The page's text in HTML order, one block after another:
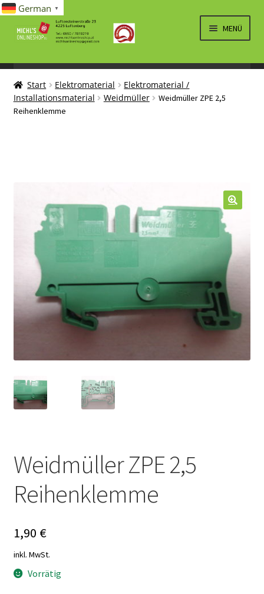
Navigation
Inhalt
MENÜ
SPIELWAREN/BAUSÄTZE
ÖFFNEN
ELEKTRO
LÜFTUNG, HEIZUNG, KLIMA
Start Elektromaterial
Elektromaterial /
Installationsmaterial
Weidmüller
Weidmüller ZPE 2,5
Reihenklemme
Weidmüller ZPE 2,5
Reihenklemme
1,90 €
inkl. MwSt.
Vorrätig
German ▼